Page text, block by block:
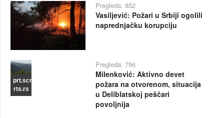
Pregleda: 852
Vasiljević: Požari u Srbiji ogolili
naprednjačku korupciju
prt.scr
rts.rs
Pregleda: 796
Milenković: Aktivno devet
požara na otvorenom, situacija
u Deliblatskoj peščari
povoljnija